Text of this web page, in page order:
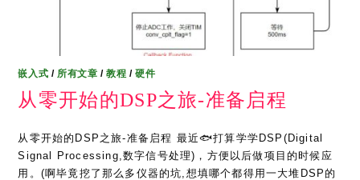
嵌入式 / 所有文章 /教程 /硬件
从零开始的DSP之旅-准备启程
从零开始的DSP之旅-准备启程 最近🐟打算学学DSP(Digital
Signal Processing,数字信号处理)，方便以后做项目的时候应
用。(啊毕竟挖了那么多仪器的坑,想填哪个都得用一大堆DSP的